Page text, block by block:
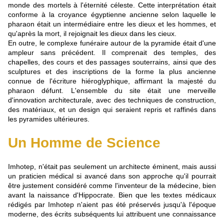
monde des mortels à l'éternité céleste. Cette interprétation était
conforme à la croyance égyptienne ancienne selon laquelle le
pharaon était un intermédiaire entre les dieux et les hommes, et
qu'après la mort, il rejoignait les dieux dans les cieux.
En outre, le complexe funéraire autour de la pyramide était d'une
ampleur sans précédent. Il comprenait des temples, des
chapelles, des cours et des passages souterrains, ainsi que des
sculptures et des inscriptions de la forme la plus ancienne
connue de l'écriture hiéroglyphique, affirmant la majesté du
pharaon défunt. L'ensemble du site était une merveille
d'innovation architecturale, avec des techniques de construction,
des matériaux, et un design qui seraient repris et raffinés dans
les pyramides ultérieures.
Un Homme de Science
Imhotep, n'était pas seulement un architecte éminent, mais aussi
un praticien médical si avancé dans son approche qu'il pourrait
être justement considéré comme l'inventeur de la médecine, bien
avant la naissance d'Hippocrate. Bien que les textes médicaux
rédigés par Imhotep n'aient pas été préservés jusqu'à l'époque
moderne, des écrits subséquents lui attribuent une connaissance